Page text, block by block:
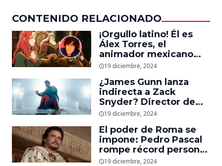
CONTENIDO RELACIONADO
¡Orgullo latino! Él es
Álex Torres, el
animador mexicano
que trabajó en ‘La
Rohirrim,’ ‘Jujutsu
Kaisen’ y ‘One Piece’
19 diciembre, 2024
¿James Gunn lanza
indirecta a Zack
Snyder? Director de
‘Superman’ explica
luciera el nuevo traje
del superhéroe
19 diciembre, 2024
El poder de Roma se
impone: Pedro Pascal
rompe récord personal
en taquilla con
19 diciembre, 2024